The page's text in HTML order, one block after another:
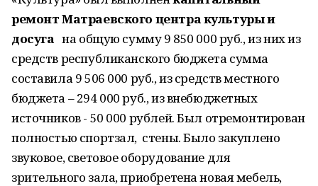
ремонт Матраевского центра культуры и
досуга на общую сумму 9 850 000 руб., из них из
средств республиканского бюджета сумма
составила 9 506 000 руб., из средств местного
бюджета – 294 000 руб., из внебюджетных
источников - 50 000 рублей. Был отремонтирован
полностью спортзал, стены. Было закуплено
звуковое, световое оборудование для
зрительного зала, приобретена новая мебель,